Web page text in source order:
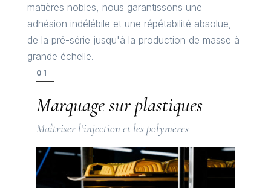
matières nobles, nous garantissons une
adhésion indélébile et une répétabilité absolue,
de la pré-série jusqu'à la production de masse à
grande échelle.
01
Marquage sur plastiques
Maîtriser l’injection et les polymères